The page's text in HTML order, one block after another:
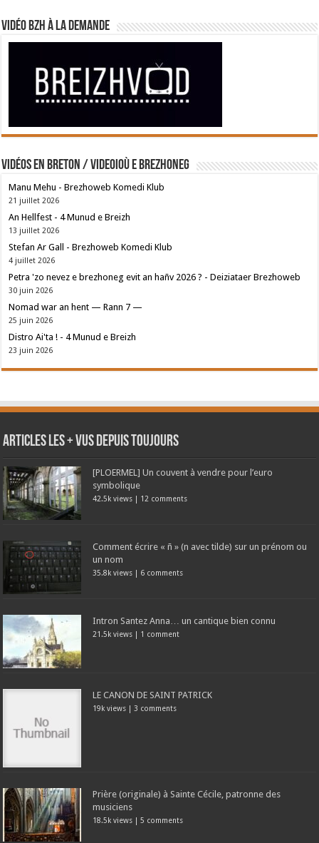
Vidéo BZH à la demande
Vidéos en breton / Videoioù e brezhoneg
Manu Mehu - Brezhoweb Komedi Klub
21 juillet 2026
An Hellfest - 4 Munud e Breizh
13 juillet 2026
Stefan Ar Gall - Brezhoweb Komedi Klub
4 juillet 2026
Petra 'zo nevez e brezhoneg evit an hañv 2026 ? - Deiziataer Brezhoweb
30 juin 2026
Nomad war an hent — Rann 7 —
25 juin 2026
Distro Ai'ta ! - 4 Munud e Breizh
23 juin 2026
Articles les + vus depuis toujours
[PLOERMEL] Un couvent à vendre pour l’euro
symbolique
42.5k views | 12 comments
Comment écrire « ñ » (n avec tilde) sur un prénom ou
un nom
35.8k views | 6 comments
Intron Santez Anna… un cantique bien connu
21.5k views | 1 comment
LE CANON DE SAINT PATRICK
19k views | 3 comments
Prière (originale) à Sainte Cécile, patronne des
musiciens
18.5k views |5 comments